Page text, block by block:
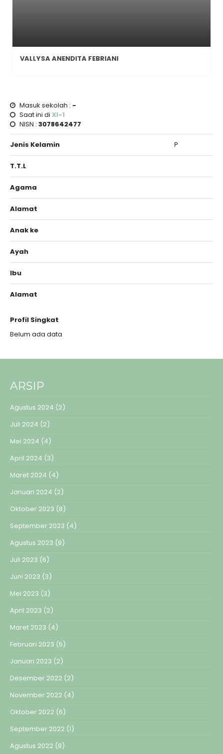
VALLYSA ANENDITA FEBRIANI
Masuk sekolah : -
Saat ini di XI-1
NISN : 3078642477
Jenis Kelamin P
T.T.L
Agama
Alamat
Anak ke
Ayah
Ibu
Alamat
Profil Singkat
Belum ada data
ARSIP
Agustus 2024 (2)
Juli 2024 (2)
Mei 2024 (4)
April 2024 (3)
Maret 2024 (4)
Januari 2024 (2)
Oktober 2023 (8)
September 2023 (4)
Agustus 2023 (9)
Juli 2023 (6)
Juni 2023 (3)
Mei 2023 (3)
April 2023 (2)
Maret 2023 (4)
Februari 2023 (5)
Januari 2023 (2)
Desember 2022 (2)
November 2022 (4)
Oktober 2022 (6)
September 2022 (1)
Agustus 2022 (9)